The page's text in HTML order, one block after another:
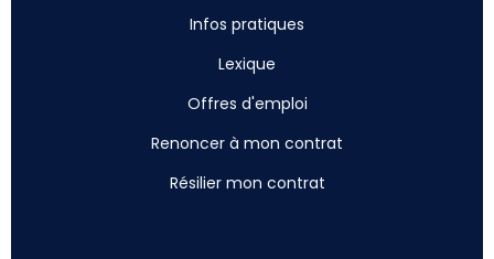
Infos pratiques
Lexique
Offres d'emploi
Renoncer à mon contrat
Résilier mon contrat